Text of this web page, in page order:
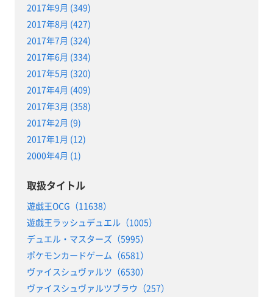
2017年9月 (349)
2017年8月 (427)
2017年7月 (324)
2017年6月 (334)
2017年5月 (320)
2017年4月 (409)
2017年3月 (358)
2017年2月 (9)
2017年1月 (12)
2000年4月 (1)
取扱タイトル
遊戯王OCG（11638）
遊戯王ラッシュデュエル（1005）
デュエル・マスターズ（5995）
ポケモンカードゲーム（6581）
ヴァイスシュヴァルツ（6530）
ヴァイスシュヴァルツブラウ（257）